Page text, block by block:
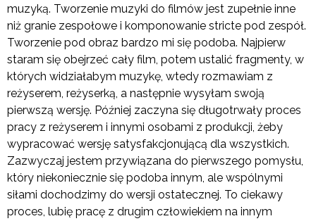
muzyką. Tworzenie muzyki do filmów jest zupełnie inne
niż granie zespołowe i komponowanie stricte pod zespół.
Tworzenie pod obraz bardzo mi się podoba. Najpierw
staram się obejrzeć cały film, potem ustalić fragmenty, w
których widziałabym muzykę, wtedy rozmawiam z
reżyserem, reżyserką, a następnie wysyłam swoją
pierwszą wersję. Później zaczyna się długotrwały proces
pracy z reżyserem i innymi osobami z produkcji, żeby
wypracować wersję satysfakcjonującą dla wszystkich.
Zazwyczaj jestem przywiązana do pierwszego pomysłu,
który niekoniecznie się podoba innym, ale wspólnymi
siłami dochodzimy do wersji ostatecznej. To ciekawy
proces, lubię pracę z drugim człowiekiem na innym